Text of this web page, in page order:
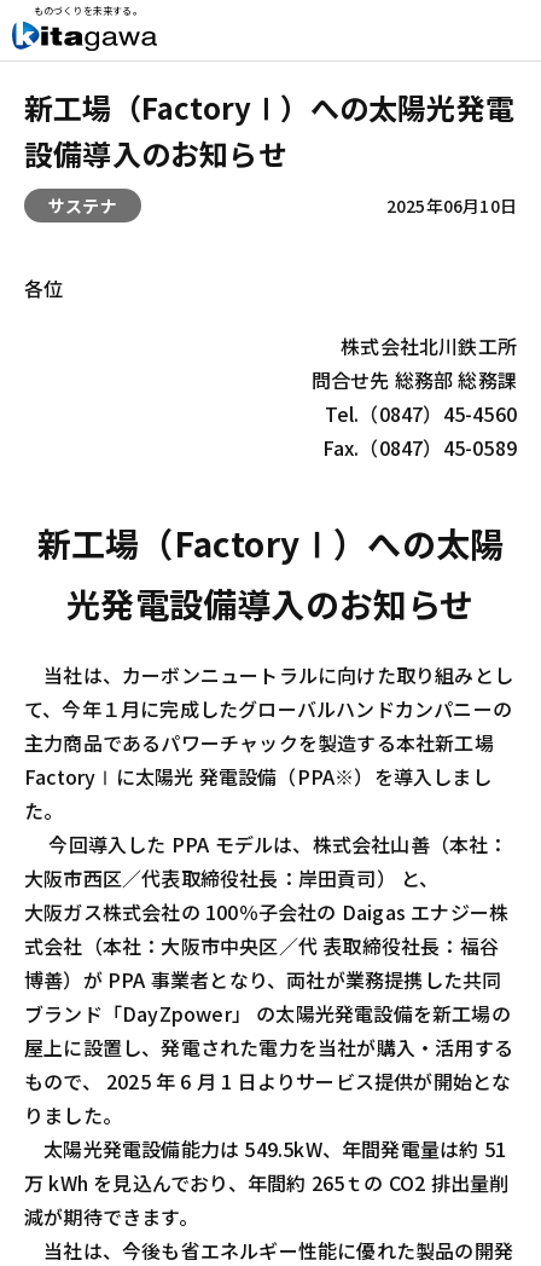
ものづくりを未来する。
新工場（FactoryⅠ）への太陽光発電
設備導入のお知らせ
サステナ 2025年06月10日
各位
株式会社北川鉄工所
問合せ先 総務部 総務課
Tel.（0847）45-4560
Fax.（0847）45-0589
新工場（FactoryⅠ）への太陽
光発電設備導入のお知らせ
当社は、カーボンニュートラルに向けた取り組みとし
て、今年１月に完成したグローバルハンドカンパニーの
主力商品であるパワーチャックを製造する本社新工場
FactoryⅠに太陽光 発電設備（PPA※）を導入しまし
た。
今回導入した PPA モデルは、株式会社山善（本社：
大阪市西区／代表取締役社長：岸田貢司） と、
大阪ガス株式会社の 100％子会社の Daigas エナジー株
式会社（本社：大阪市中央区／代 表取締役社長：福谷
博善）が PPA 事業者となり、両社が業務提携した共同
ブランド「DayZpower」 の太陽光発電設備を新工場の
屋上に設置し、発電された電力を当社が購入・活用する
もので、 2025 年 6 月 1 日よりサービス提供が開始とな
りました。
太陽光発電設備能力は 549.5kW、年間発電量は約 51
万 kWh を見込んでおり、年間約 265ｔの CO2 排出量削
減が期待できます。
当社は、今後も省エネルギー性能に優れた製品の開発